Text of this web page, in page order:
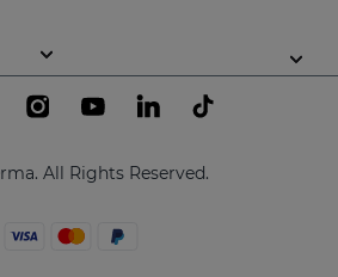
All Rights Reserved.